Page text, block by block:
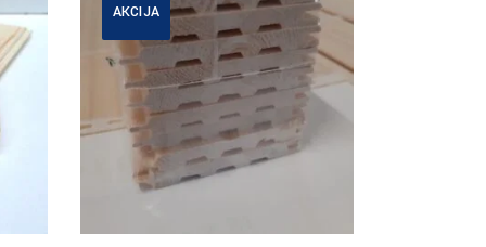
AKCIJA